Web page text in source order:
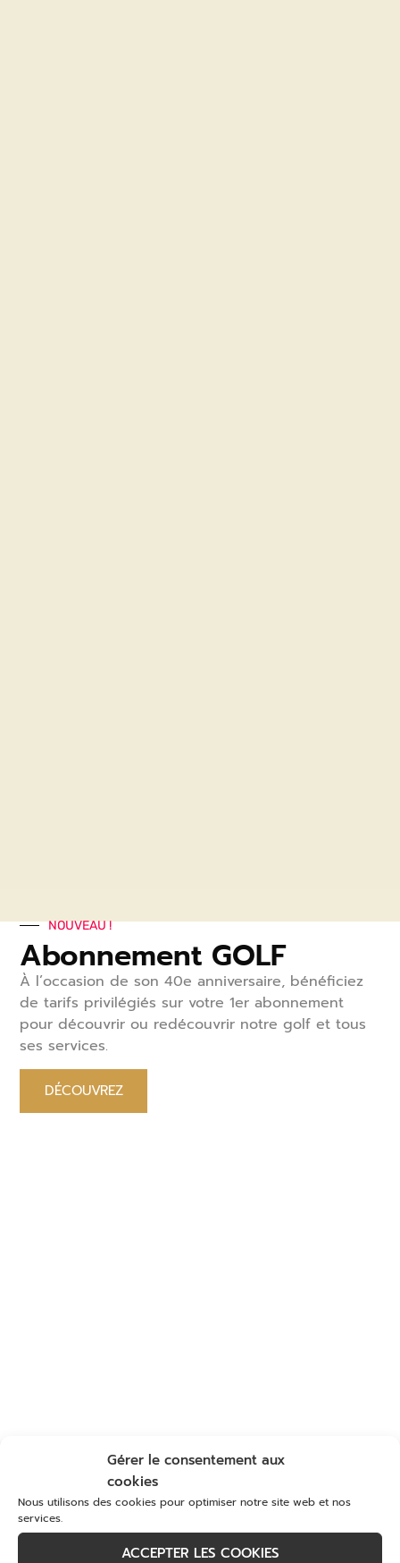
Gérer le consentement aux
cookies
Nous utilisons des cookies pour optimiser notre site web et nos
services.
ACCEPTER LES COOKIES
NOUVEAU !
Abonnement GOLF
À l’occasion de son 40e anniversaire, bénéficiez
de tarifs privilégiés sur votre 1er abonnement
pour découvrir ou redécouvrir notre golf et tous
ses services.
DÉCOUVREZ